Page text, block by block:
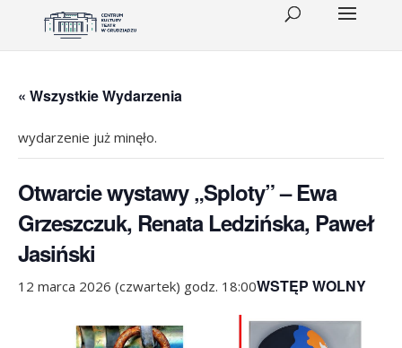
« Wszystkie Wydarzenia
wydarzenie już minęło.
Otwarcie wystawy „Sploty” – Ewa
Grzeszczuk, Renata Ledzińska, Paweł
Jasiński
12 marca 2026 (czwartek) godz. 18:00WSTĘP WOLNY